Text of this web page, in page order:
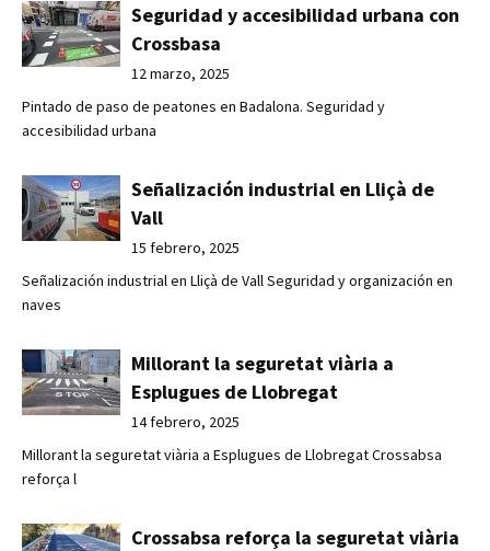
Seguridad y accesibilidad urbana con
Crossbasa
12 marzo, 2025
Pintado de paso de peatones en Badalona. Seguridad y
accesibilidad urbana
Señalización industrial en Lliçà de
Vall
15 febrero, 2025
Señalización industrial en Lliçà de Vall Seguridad y organización en
naves
Millorant la seguretat viària a
Esplugues de Llobregat
14 febrero, 2025
Millorant la seguretat viària a Esplugues de Llobregat Crossabsa
reforça l
Crossabsa reforça la seguretat viària